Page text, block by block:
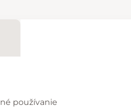
používanie